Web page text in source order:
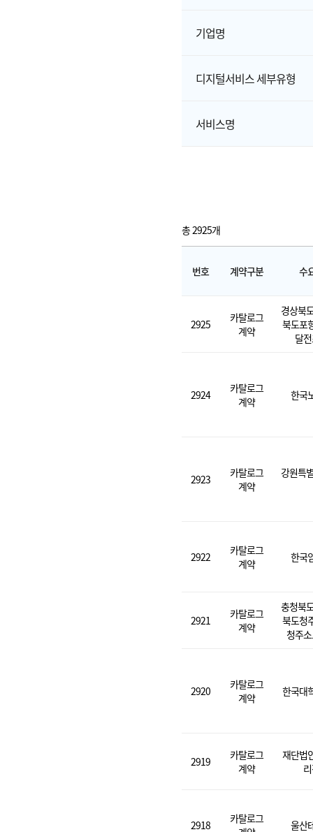
기업명
디지털서비스 세부유형
서비스명
총 2925개
번호 계약구분 수
2925
카탈로그
계약
경상북
북도포
달
2924
카탈로그
계약
한국
2923
카탈로그
계약
강원특
2922
카탈로그
계약
한국
2921
카탈로그
계약
충청북
북도청
청주
2920
카탈로그
계약
한국대
2919
카탈로그
계약
재단법
2918
카탈로그
울산